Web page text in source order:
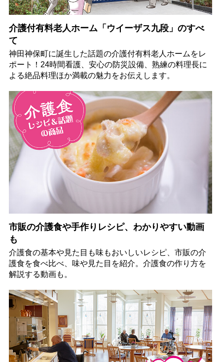
介護付有料老人ホーム「ウイーザス九段」のすべ
て
神田神保町に誕生した話題の介護付有料老人ホームをレ
ポート！24時間看護、安心の防災設備、熟練の料理長に
よる絶品料理ほか満載の魅力をお伝えします。
市販の介護食や手作りレシピ、わかりやすい動画
も
介護食の基本や見た目も味もおいしいレシピ、市販の介
護食を食べ比べ、味や見た目を紹介。介護食の作り方を
解説する動画も。